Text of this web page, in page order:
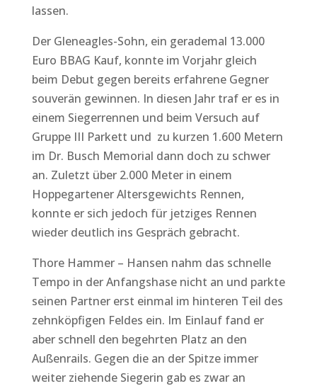
lassen.
Der Gleneagles-Sohn, ein gerademal 13.000
Euro BBAG Kauf, konnte im Vorjahr gleich
beim Debut gegen bereits erfahrene Gegner
souverän gewinnen. In diesen Jahr traf er es in
einem Siegerrennen und beim Versuch auf
Gruppe III Parkett und zu kurzen 1.600 Metern
im Dr. Busch Memorial dann doch zu schwer
an. Zuletzt über 2.000 Meter in einem
Hoppegartener Altersgewichts Rennen,
konnte er sich jedoch für jetziges Rennen
wieder deutlich ins Gespräch gebracht.
Thore Hammer – Hansen nahm das schnelle
Tempo in der Anfangshase nicht an und parkte
seinen Partner erst einmal im hinteren Teil des
zehnköpfigen Feldes ein. Im Einlauf fand er
aber schnell den begehrten Platz an den
Außenrails. Gegen die an der Spitze immer
weiter ziehende Siegerin gab es zwar an